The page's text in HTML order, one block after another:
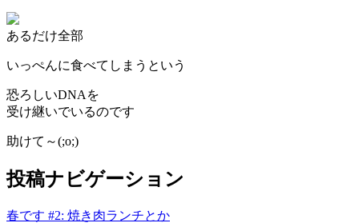
あるだけ全部
いっぺんに食べてしまうという
恐ろしいDNAを
受け継いでいるのです
助けて～(;o;)
投稿ナビゲーション
春です #2: 焼き肉ランチとか